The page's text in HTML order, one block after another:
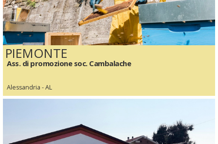
PIEMONTE
Ass. di promozione soc. Cambalache
Alessandria - AL